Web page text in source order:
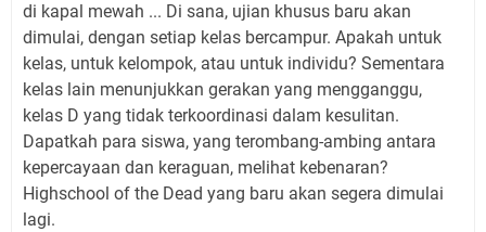
di kapal mewah ... Di sana, ujian khusus baru akan
dimulai, dengan setiap kelas bercampur. Apakah untuk
kelas, untuk kelompok, atau untuk individu? Sementara
kelas lain menunjukkan gerakan yang mengganggu,
kelas D yang tidak terkoordinasi dalam kesulitan.
Dapatkah para siswa, yang terombang-ambing antara
kepercayaan dan keraguan, melihat kebenaran?
Highschool of the Dead yang baru akan segera dimulai
lagi.